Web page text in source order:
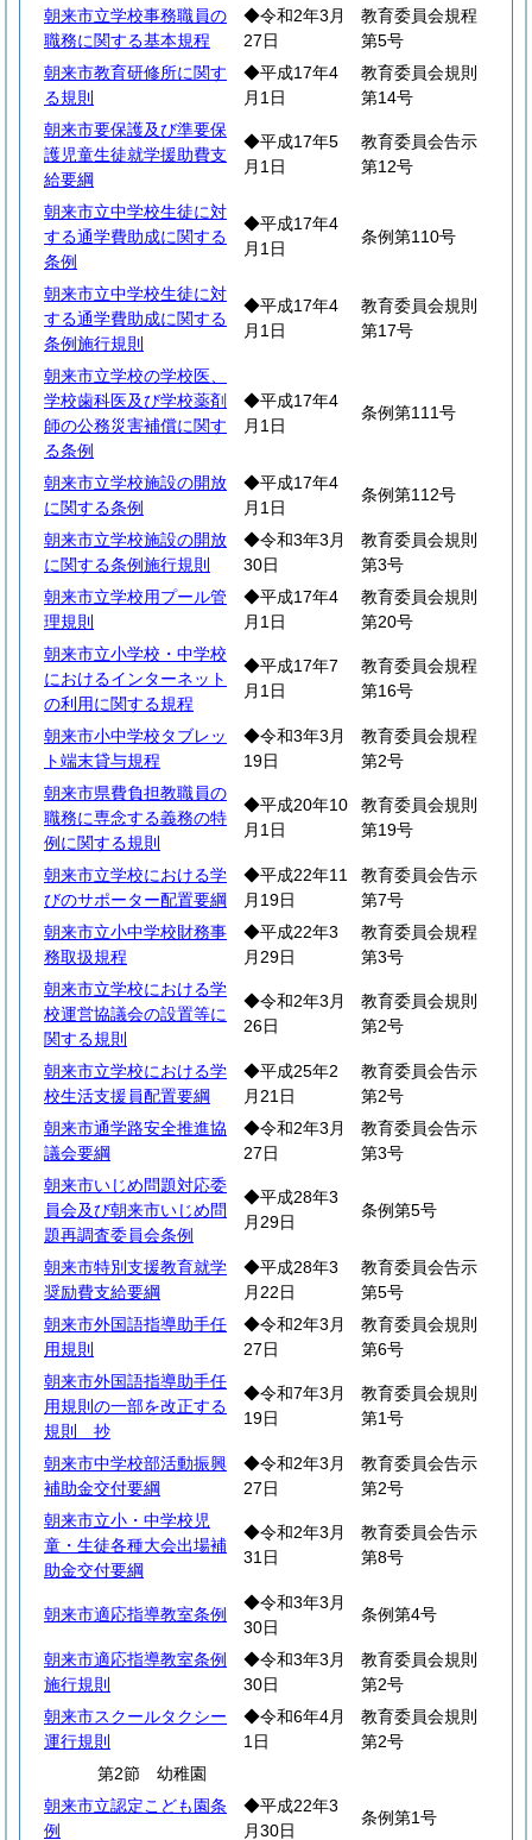
朝来市立学校事務職員の
職務に関する基本規程
◆令和2年3月
27日
教育委員会規程
第5号
朝来市教育研修所に関す
る規則
◆平成17年4
月1日
教育委員会規則
第14号
朝来市要保護及び準要保
護児童生徒就学援助費支
給要綱
◆平成17年5
月1日
教育委員会告示
第12号
朝来市立中学校生徒に対
する通学費助成に関する
条例
◆平成17年4
月1日
条例第110号
朝来市立中学校生徒に対
する通学費助成に関する
条例施行規則
◆平成17年4
月1日
教育委員会規則
第17号
朝来市立学校の学校医、
学校歯科医及び学校薬剤
師の公務災害補償に関す
る条例
◆平成17年4
月1日
条例第111号
朝来市立学校施設の開放
に関する条例
◆平成17年4
月1日
条例第112号
朝来市立学校施設の開放
に関する条例施行規則
◆令和3年3月
30日
教育委員会規則
第3号
朝来市立学校用プール管
理規則
◆平成17年4
月1日
教育委員会規則
第20号
朝来市立小学校・中学校
におけるインターネット
の利用に関する規程
◆平成17年7
月1日
教育委員会規程
第16号
朝来市小中学校タブレッ
ト端末貸与規程
◆令和3年3月
19日
教育委員会規程
第2号
朝来市県費負担教職員の
職務に専念する義務の特
例に関する規則
◆平成20年10
月1日
教育委員会規則
第19号
朝来市立学校における学
びのサポーター配置要綱
◆平成22年11
月19日
教育委員会告示
第7号
朝来市立小中学校財務事
務取扱規程
◆平成22年3
月29日
教育委員会規程
第3号
朝来市立学校における学
校運営協議会の設置等に
関する規則
◆令和2年3月
26日
教育委員会規則
第2号
朝来市立学校における学
校生活支援員配置要綱
◆平成25年2
月21日
教育委員会告示
第2号
朝来市通学路安全推進協
議会要綱
◆令和2年3月
27日
教育委員会告示
第3号
朝来市いじめ問題対応委
員会及び朝来市いじめ問
題再調査委員会条例
◆平成28年3
月29日
条例第5号
朝来市特別支援教育就学
奨励費支給要綱
◆平成28年3
月22日
教育委員会告示
第5号
朝来市外国語指導助手任
用規則
◆令和2年3月
27日
教育委員会規則
第6号
朝来市外国語指導助手任
用規則の一部を改正する
規則 抄
◆令和7年3月
19日
教育委員会規則
第1号
朝来市中学校部活動振興
補助金交付要綱
◆令和2年3月
27日
教育委員会告示
第2号
朝来市立小・中学校児
童・生徒各種大会出場補
助金交付要綱
◆令和2年3月
31日
教育委員会告示
第8号
朝来市適応指導教室条例
◆令和3年3月
30日
条例第4号
朝来市適応指導教室条例
施行規則
◆令和3年3月
30日
教育委員会規則
第2号
朝来市スクールタクシー
運行規則
◆令和6年4月
1日
教育委員会規則
第2号
第2節 幼稚園
朝来市立認定こども園条
例
◆平成22年3
月30日
条例第1号